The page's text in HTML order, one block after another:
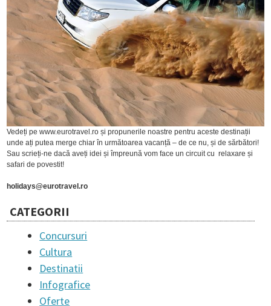
Vedeți pe www.eurotravel.ro și propunerile noastre pentru aceste destinații
unde ați putea merge chiar în următoarea vacanță – de ce nu, și de sărbători!
Sau scrieți-ne dacă aveți idei și împreună vom face un circuit cu relaxare și
safari de povestit!
holidays@eurotravel.ro
CATEGORII
Concursuri
Cultura
Destinatii
Infografice
Oferte